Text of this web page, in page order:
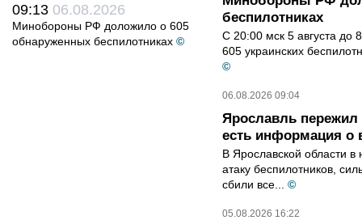
09:13 06.08.2026
Минобороны РФ доложило о 605
обнаруженных беспилотниках ©
беспилотниках
С 20:00 мск 5 августа до
605 украинских
©
06.08.2026 09:04
Ярославль пережил
есть информация о
В Ярославской области в
атаку беспилотников,
сбили все...
©
05.08.2026 16:22